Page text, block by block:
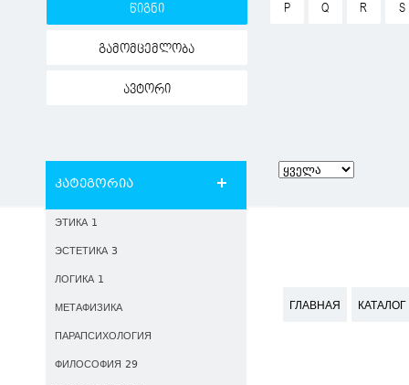
წიგნი
გამომცემლობა
ავტორი
P Q R S
კატეგორია
ЭТИКА 1
ЭСТЕТИКА 3
ЛОГИКА 1
МЕТАФИЗИКА
ПАРАПСИХОЛОГИЯ
ФИЛОСОФИЯ 29
ГЛАВНАЯ